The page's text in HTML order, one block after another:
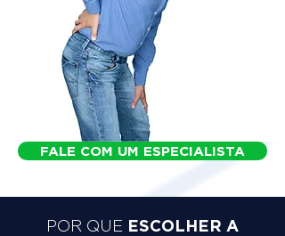
FALE COM UM ESPECIALISTA
POR QUE ESCOLHER A